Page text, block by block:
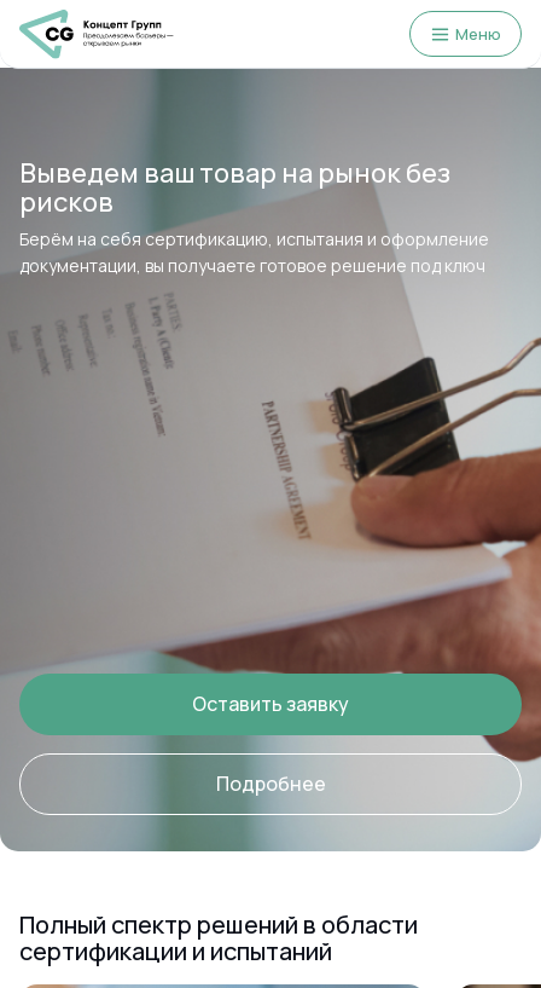
Меню
Выведем ваш товар на рынок без
рисков
Берём на себя сертификацию, испытания и оформление
документации, вы получаете готовое решение под ключ
Оставить заявку
Подробнее
Полный цикл сопровождения
проекта в сжатые сроки
Полный спектр решений в области
сертификации и испытаний